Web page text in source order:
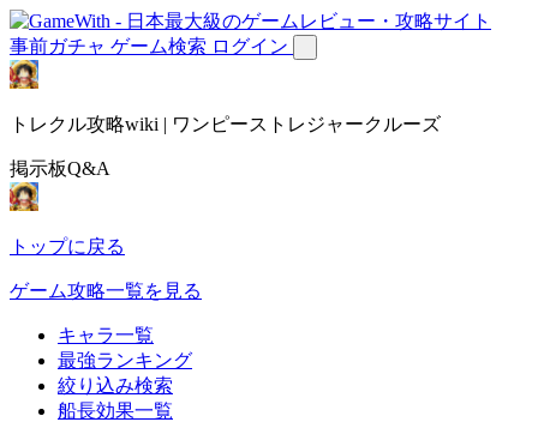
事前ガチャ ゲーム検索 ログイン
トレクル攻略wiki | ワンピーストレジャークルーズ
掲示板Q&A
トップに戻る
ゲーム攻略一覧を見る
キャラ一覧
最強ランキング
絞り込み検索
船長効果一覧